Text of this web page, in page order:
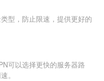
型，防止限速，提供更好的
可以选择更快的服务器路
。